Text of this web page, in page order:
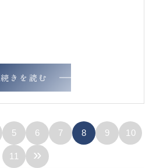
続きを読む
5 6 7 8 9 10
11 »